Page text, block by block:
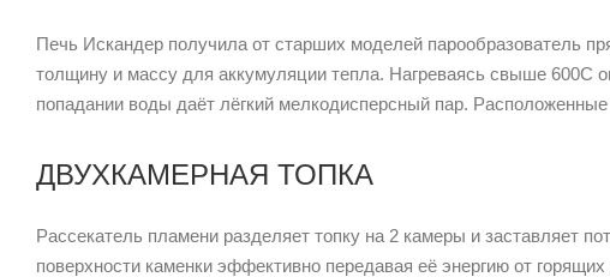
Печь Искандер получила от старших моделей парообразователь
толщину и массу для аккумуляции тепла. Нагреваясь свыше 600С
попадании воды даёт лёгкий мелкодисперсный пар.
ДВУХКАМЕРНАЯ ТОПКА
Рассекатель пламени разделяет топку на 2 камеры и заставляет
поверхности каменки эффективно передавая её энергию от горящих